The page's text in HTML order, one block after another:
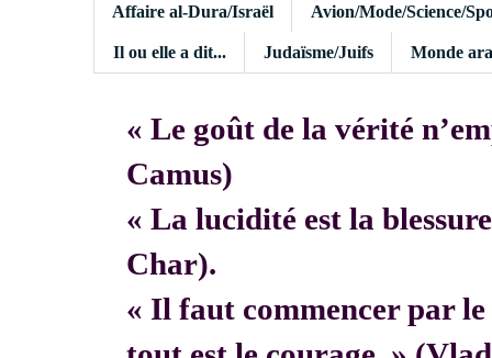
Affaire al-Dura/Israël Avion/Mode/Science/
Il ou elle a dit... Judaïsme/Juifs Monde
« Le goût de la vérité
Camus)
« La lucidité est la
Char).
« Il faut commencer par le